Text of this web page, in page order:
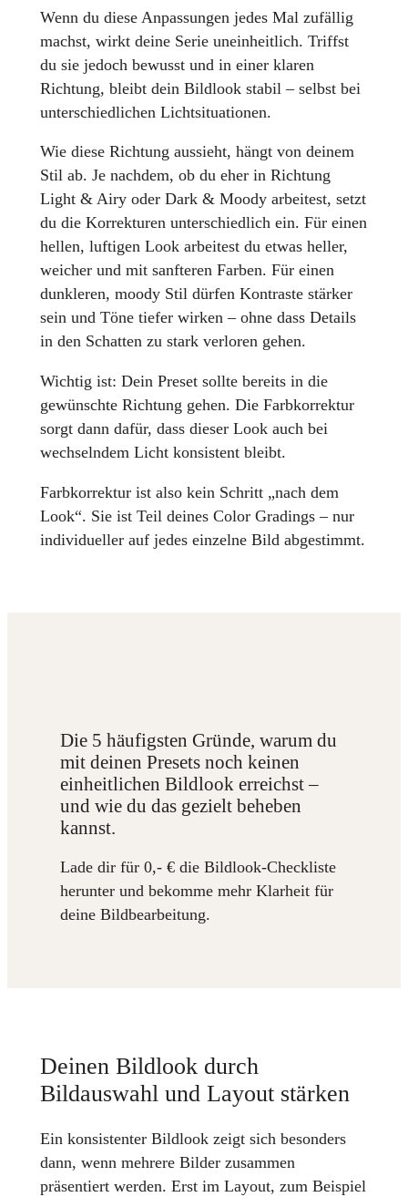
Wenn du diese Anpassungen jedes Mal zufällig
machst, wirkt deine Serie uneinheitlich. Triffst
du sie jedoch bewusst und in einer klaren
Richtung, bleibt dein Bildlook stabil – selbst bei
unterschiedlichen Lichtsituationen.
Wie diese Richtung aussieht, hängt von deinem
Stil ab. Je nachdem, ob du eher in Richtung
Light & Airy oder Dark & Moody arbeitest, setzt
du die Korrekturen unterschiedlich ein. Für einen
hellen, luftigen Look arbeitest du etwas heller,
weicher und mit sanfteren Farben. Für einen
dunkleren, moody Stil dürfen Kontraste stärker
sein und Töne tiefer wirken – ohne dass Details
in den Schatten zu stark verloren gehen.
Wichtig ist: Dein Preset sollte bereits in die
gewünschte Richtung gehen. Die Farbkorrektur
sorgt dann dafür, dass dieser Look auch bei
wechselndem Licht konsistent bleibt.
Farbkorrektur ist also kein Schritt „nach dem
Look“. Sie ist Teil deines Color Gradings – nur
individueller auf jedes einzelne Bild abgestimmt.
Die 5 häufigsten Gründe, warum du
mit deinen Presets noch keinen
einheitlichen Bildlook erreichst –
und wie du das gezielt beheben
kannst.
Lade dir für 0,- € die Bildlook-Checkliste
herunter und bekomme mehr Klarheit für
deine Bildbearbeitung.
Deinen Bildlook durch
Bildauswahl und Layout stärken
Ein konsistenter Bildlook zeigt sich besonders
dann, wenn mehrere Bilder zusammen
präsentiert werden. Erst im Layout, zum Beispiel